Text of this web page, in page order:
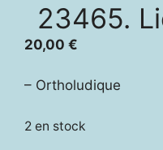
23465.
20,00 €
– Ortholudique
2 en stock